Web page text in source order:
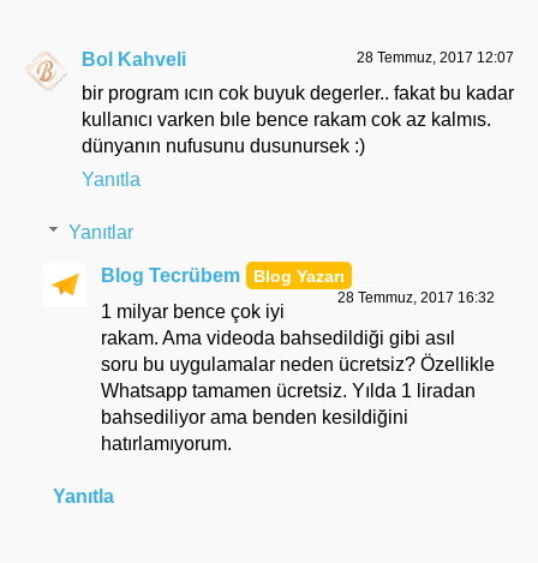
Bol Kahveli 28 Temmuz, 2017 12:07
bir program ıcın cok buyuk degerler.. fakat bu kadar
kullanıcı varken bıle bence rakam cok az kalmıs.
dünyanın nufusunu dusunursek :)
Yanıtla
Yanıtlar
Blog Tecrübem
28 Temmuz, 2017 16:32
1 milyar bence çok iyi
rakam. Ama videoda bahsedildiği gibi asıl
soru bu uygulamalar neden ücretsiz? Özellikle
Whatsapp tamamen ücretsiz. Yılda 1 liradan
bahsediliyor ama benden kesildiğini
hatırlamıyorum.
Yanıtla